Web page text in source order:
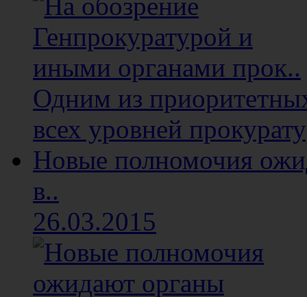
Одним из
всех уровней
Новые полномочия
в..
26.03.2015